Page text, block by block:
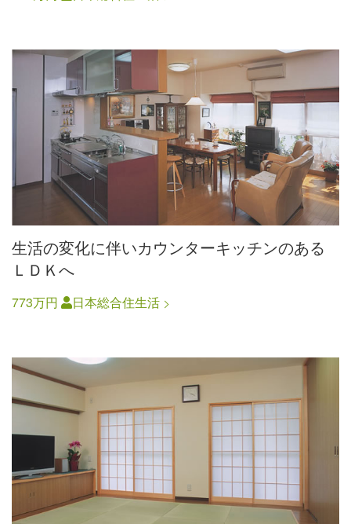
生活の変化に伴いカウンターキッチンのある
ＬＤＫへ
773万円 日本総合住生活